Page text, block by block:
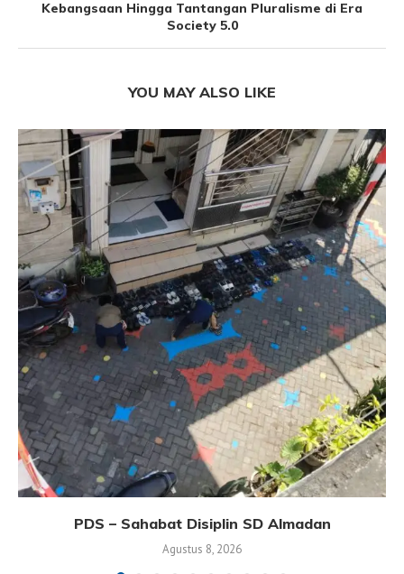
Kebangsaan Hingga Tantangan Pluralisme di Era
Society 5.0
YOU MAY ALSO LIKE
PDS – Sahabat Disiplin SD Almadan
Agustus 8, 2026